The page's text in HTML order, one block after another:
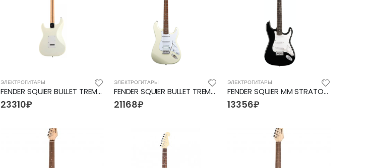
ЭЛЕКТРОГИТАРЫ
FENDER SQUIER BULLET TREM HSS AWT
23310₽
ЭЛЕКТРОГИТАРЫ
FENDER SQUIER BULLET TREM HSS AWT, электрогитара
21168₽
ЭЛЕКТРОГИТАРЫ
FENDER SQUIER MM STRATOCASTER HARD TAIL BLACK, электрогитара
13356₽